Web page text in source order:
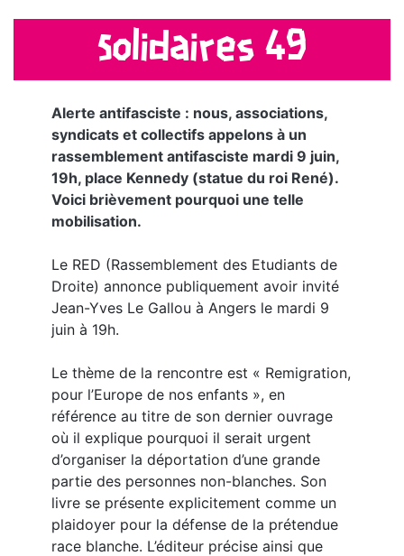
Solidaires 49
Alerte antifasciste : nous, associations,
syndicats et collectifs appelons à un
rassemblement antifasciste mardi 9 juin,
19h, place Kennedy (statue du roi René).
Voici brièvement pourquoi une telle
mobilisation.
Le RED (Rassemblement des Etudiants de
Droite) annonce publiquement avoir invité
Jean-Yves Le Gallou à Angers le mardi 9
juin à 19h.
Le thème de la rencontre est « Remigration,
pour l’Europe de nos enfants », en
référence au titre de son dernier ouvrage
où il explique pourquoi il serait urgent
d’organiser la déportation d’une grande
partie des personnes non-blanches. Son
livre se présente explicitement comme un
plaidoyer pour la défense de la prétendue
race blanche. L’éditeur précise ainsi que